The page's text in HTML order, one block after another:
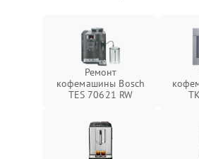
Ремонт
кофемашины Bosch
TES 70621 RW